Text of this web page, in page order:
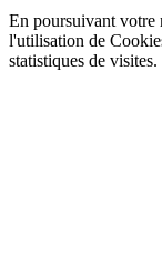
En poursuivant votre
l'utilisation de
statistiques de